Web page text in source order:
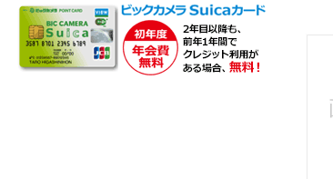
2026年12月